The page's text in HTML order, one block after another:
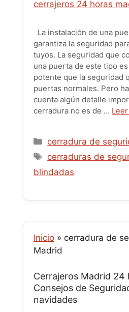
cerrajeros 24 horas
La instalación de una
garantiza la seguridad
tuyos. La seguridad que
una puerta de este tipo
potente que la seguridad
puertas normales. Pero
cuenta algún detalle
cerradura no es de …
Categorías
cerradura de
Etiquetas
cerraduras de
blindadas
Inicio » cerradura de
Madrid
Cerrajeros Madrid 24
Consejos de
navidades